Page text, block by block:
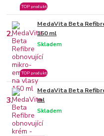
TOP produkt
2.
MedaVita Beta
150 ml
Skladem
TOP produkt
3.
MedaVita Beta
ml
Skladem